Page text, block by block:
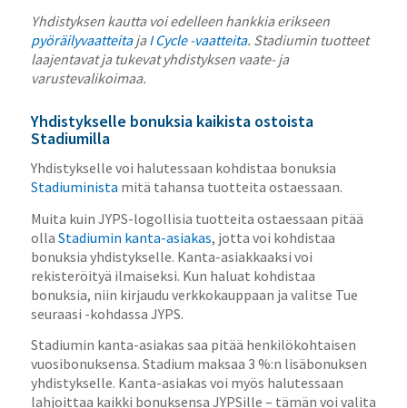
Yhdistyksen kautta voi edelleen hankkia erikseen
pyöräilyvaatteitajaI Cycle -vaatteita. Stadiumin tuotteet
laajentavat ja tukevat yhdistyksen vaate- ja
varustevalikoimaa.
Yhdistykselle bonuksia kaikista ostoista
Stadiumilla
Yhdistykselle voi halutessaan kohdistaa bonuksia
Stadiuminista mitä tahansa tuotteita ostaessaan.
Muita kuin JYPS-logollisia tuotteita ostaessaan pitää
olla Stadiumin kanta-asiakas, jotta voi kohdistaa
bonuksia yhdistykselle. Kanta-asiakkaaksi voi
rekisteröityä ilmaiseksi. Kun haluat kohdistaa
bonuksia, niin kirjaudu verkkokauppaan ja valitse Tue
seuraasi -kohdassa JYPS.
Stadiumin kanta-asiakas saa pitää henkilökohtaisen
vuosibonuksensa. Stadium maksaa 3 %:n lisäbonuksen
yhdistykselle. Kanta-asiakas voi myös halutessaan
lahjoittaa kaikki bonuksensa JYPSille – tämän voi valita